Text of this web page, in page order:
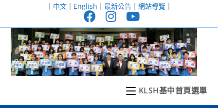
至
｜ 中文｜ English ｜ 最新公告｜ 網站導覽｜
KLSH基中首頁選單